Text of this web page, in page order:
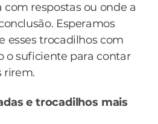
respostas ou onde a
Esperamos
esses trocadilhos com
o suficiente para contar
rirem.
e trocadilhos mais